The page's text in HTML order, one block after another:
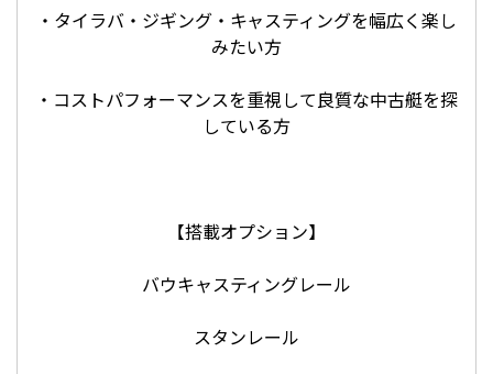
・タイラバ・ジギング・キャスティングを幅広く楽し
みたい方
・コストパフォーマンスを重視して良質な中古艇を探
している方
【搭載オプション】
バウキャスティングレール
スタンレール